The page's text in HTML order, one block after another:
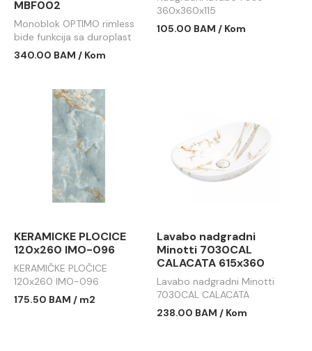
MBF002
Monoblok OPTIMO rimless
bide funkcija sa duroplast
soft close wc daskom
340.00 BAM / Kom
360x360x115
105.00 BAM / Kom
KERAMICKE PLOCICE
120x260 IMO-096
KERAMIČKE PLOČICE
120x260 IMO-096
175.50 BAM / m2
Lavabo nadgradni
Minotti 7030CAL
CALACATA 615x360
Lavabo nadgradni Minotti
7030CAL CALACATA
615x360
238.00 BAM / Kom